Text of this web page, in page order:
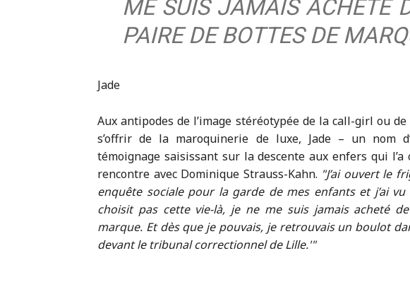
ME SUIS JAMAIS ACHETÉ
PAIRE DE BOTTES DE
Jade
Aux antipodes de l’image stéréotypée de la call-girl ou
s’offrir de la maroquinerie de luxe, Jade – un nom
témoignage saisissant sur la descente aux enfers qui
rencontre avec Dominique Strauss-Kahn. J’ai ouvert le
enquête sociale pour la garde de mes enfants et j’ai
choisit pas cette vie-là, je ne me suis jamais acheté
marque. Et dès que je pouvais, je retrouvais un boulot
devant le tribunal correctionnel de Lille.